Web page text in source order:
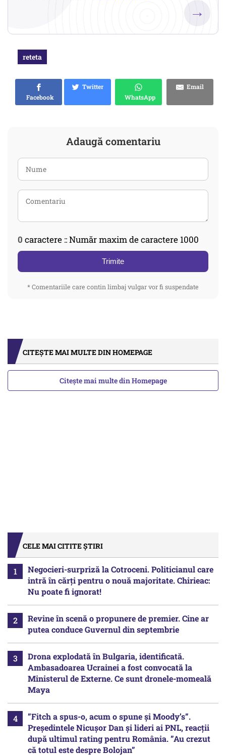
→
reteta
Facebook
Twitter
WhatsApp
Email
Adaugă comentariu
0 caractere :: Număr maxim de caractere 1000
Trimite
* Comentariile care contin limbaj vulgar vor fi suspendate
CITEȘTE MAI MULTE DIN HOMEPAGE
Citește mai multe din Homepage
CELE MAI CITITE ȘTIRI
Negocieri-surpriză la Cotroceni. Politicianul care
intră în cărți pentru o nouă majoritate. Chirieac:
Nu poate fi ignorat!
Revine în scenă o propunere de premier. Cine ar
putea conduce Guvernul din septembrie
Drona explodată în Bulgaria, identificată.
Ambasadoarea Ucrainei a fost convocată la
Ministerul de Externe. Ce sunt dronele-momeală
Maya
”Fitch a spus-o, acum o spune și Moody’s”.
Președintele Nicușor Dan și lideri ai PNL, reacții
după ultimul rating pentru România. ”Au crezut
că totul este despre Bolojan”